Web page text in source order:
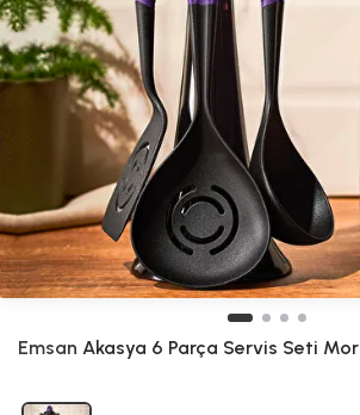
Emsan Akasya 6 Parça Servis Seti Mor